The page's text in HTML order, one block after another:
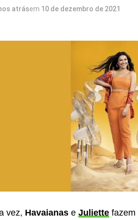
atrásem 10 de dezembro de 2021
vez, Havaianas e Juliette fazem